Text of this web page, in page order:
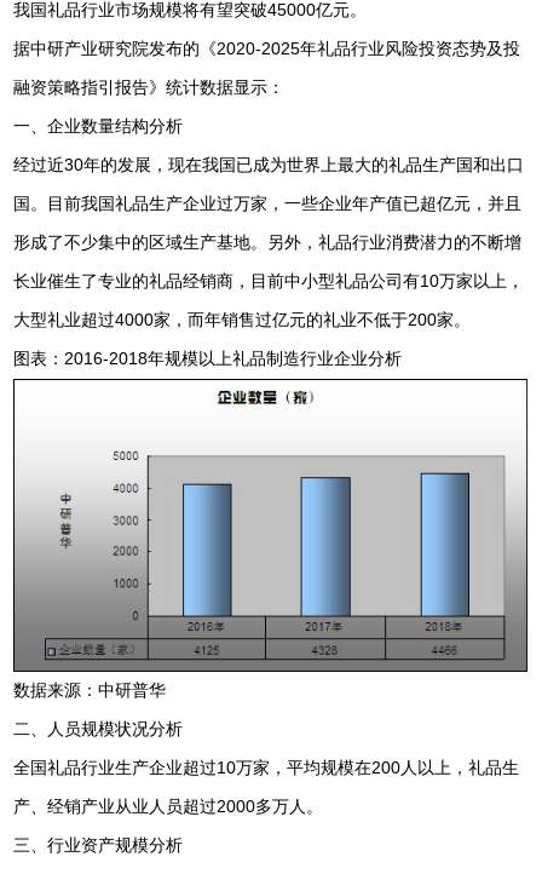
我国礼品行业市场规模将有望突破45000亿元。
据中研产业研究院发布的《2020-2025年礼品行业风险投资态势及投
融资策略指引报告》统计数据显示：
一、企业数量结构分析
经过近30年的发展，现在我国已成为世界上最大的礼品生产国和出口
国。目前我国礼品生产企业过万家，一些企业年产值已超亿元，并且
形成了不少集中的区域生产基地。另外，礼品行业消费潜力的不断增
长业催生了专业的礼品经销商，目前中小型礼品公司有10万家以上，
大型礼业超过4000家，而年销售过亿元的礼业不低于200家。
图表：2016-2018年规模以上礼品制造行业企业分析
数据来源：中研普华
二、人员规模状况分析
全国礼品行业生产企业超过10万家，平均规模在200人以上，礼品生
产、经销产业从业人员超过2000多万人。
三、行业资产规模分析